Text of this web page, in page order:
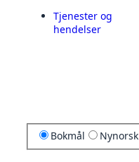
Tjenester og
hendelser
Bokmål Nynorsk